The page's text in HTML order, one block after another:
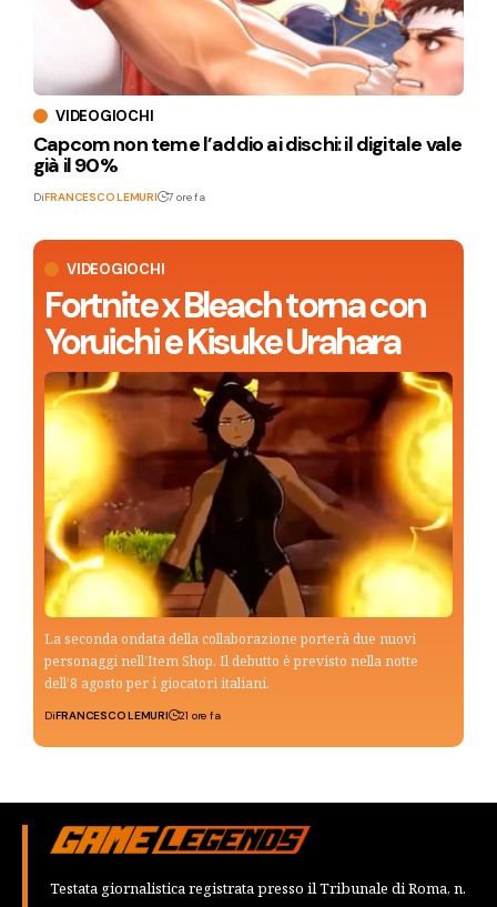
VIDEOGIOCHI
Fortnite x Bleach torna con
Yoruichi e Kisuke Urahara
La seconda ondata della collaborazione porterà due nuovi
personaggi nell’Item Shop. Il debutto è previsto nella notte
dell’8 agosto per i giocatori italiani.
DiFRANCESCO LEMURI 21 ore fa
VIDEOGIOCHI
Capcom non teme l’addio ai dischi: il digitale vale
già il 90%
DiFRANCESCO LEMURI 7 ore fa
Testata giornalistica registrata presso il Tribunale di Roma, n.